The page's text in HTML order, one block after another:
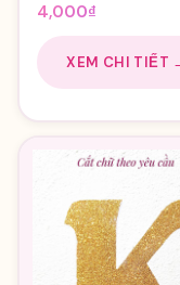
4,000₫
XEM CHI TIẾT